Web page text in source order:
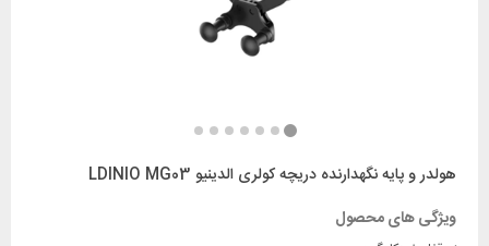
هولدر و پایه نگهدارنده دریچه کولری الدینیو LDINIO MG03
ویژگی های محصول